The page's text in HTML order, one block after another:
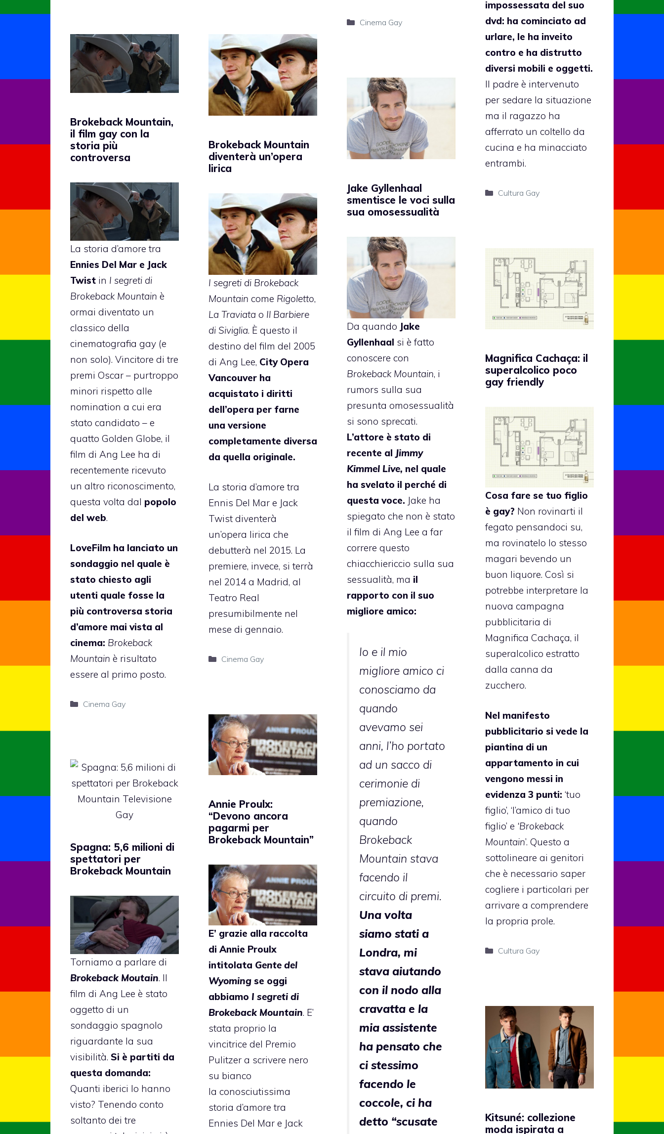
Categorie
Cinema Gay
impossessata del suo
dvd: ha cominciato ad
urlare, le ha inveito
contro e ha distrutto
diversi mobili e oggetti.
Il padre è intervenuto
per sedare la situazione
ma il ragazzo ha
afferrato un coltello da
cucina e ha minacciato
entrambi.
Categorie
Cultura Gay
Brokeback Mountain,
il film gay con la
storia più
controversa
La storia d’amore tra
Ennies Del Mar e Jack
Twist in I segreti di
Brokeback Mountain è
ormai diventato un
classico della
cinematografia gay (e
non solo). Vincitore di tre
premi Oscar – purtroppo
minori rispetto alle
nomination a cui era
stato candidato – e
quatto Golden Globe, il
film di Ang Lee ha di
recentemente ricevuto
un altro riconoscimento,
questa volta dal popolo
del web.
LoveFilm ha lanciato un
sondaggio nel quale è
stato chiesto agli
utenti quale fosse la
più controversa storia
d’amore mai vista al
cinema: Brokeback
Mountain è risultato
essere al primo posto.
Categorie
Cinema Gay
Brokeback Mountain
diventerà un’opera
lirica
I segreti di Brokeback
Mountain come Rigoletto,
La Traviata o Il Barbiere
di Siviglia. È questo il
destino del film del 2005
di Ang Lee, City Opera
Vancouver ha
acquistato i diritti
dell’opera per farne
una versione
completamente diversa
da quella originale.
La storia d’amore tra
Ennis Del Mar e Jack
Twist diventerà
un’opera lirica che
debutterà nel 2015. La
premiere, invece, si terrà
nel 2014 a Madrid, al
Teatro Real
presumibilmente nel
mese di gennaio.
Categorie
Cinema Gay
Jake Gyllenhaal
smentisce le voci sulla
sua omosessualità
Da quando Jake
Gyllenhaal si è fatto
conoscere con
Brokeback Mountain, i
rumors sulla sua
presunta omosessualità
si sono sprecati.
L’attore è stato di
recente al Jimmy
Kimmel Live, nel quale
ha svelato il perché di
questa voce. Jake ha
spiegato che non è stato
il film di Ang Lee a far
correre questo
chiacchiericcio sulla sua
sessualità, ma il
rapporto con il suo
migliore amico:
Io e il mio
migliore amico ci
conosciamo da
quando
avevamo sei
anni, l’ho portato
ad un sacco di
cerimonie di
premiazione,
quando
Brokeback
Mountain stava
facendo il
circuito di premi.
Una volta
siamo stati a
Londra, mi
stava aiutando
con il nodo alla
cravatta e la
mia assistente
ha pensato che
ci stessimo
facendo le
coccole, ci ha
detto “scusate
Magnifica Cachaça: il
superalcolico poco
gay friendly
Cosa fare se tuo figlio
è gay? Non rovinarti il
fegato pensandoci su,
ma rovinatelo lo stesso
magari bevendo un
buon liquore. Così si
potrebbe interpretare la
nuova campagna
pubblicitaria di
Magnifica Cachaça, il
superalcolico estratto
dalla canna da
zucchero.
Nel manifesto
pubblicitario si vede la
piantina di un
appartamento in cui
vengono messi in
evidenza 3 punti: ‘tuo
figlio’, ‘l’amico di tuo
figlio’ e ‘Brokeback
Mountain’. Questo a
sottolineare ai genitori
che è necessario saper
cogliere i particolari per
arrivare a comprendere
la propria prole.
Categorie
Cultura Gay
Annie Proulx:
“Devono ancora
pagarmi per
Brokeback Mountain”
E’ grazie alla raccolta
di Annie Proulx
intitolata Gente del
Wyoming se oggi
abbiamo I segreti di
Brokeback Mountain. E’
stata proprio la
vincitrice del Premio
Pulitzer a scrivere nero
su bianco
la conosciutissima
storia d’amore tra
Ennies Del Mar e Jack
Spagna: 5,6 milioni di
spettatori per
Brokeback Mountain
Torniamo a parlare di
Brokeback Moutain. Il
film di Ang Lee è stato
oggetto di un
sondaggio spagnolo
riguardante la sua
visibilità. Si è partiti da
questa domanda:
Quanti iberici lo hanno
visto? Tenendo conto
soltanto dei tre
Kitsuné: collezione
moda ispirata a